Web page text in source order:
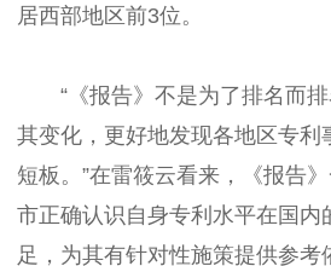
居西部地区前3位。
“《报告》不是为了排名而排
其变化，更好地发现各地区专利
短板。”在雷筱云看来，《报告
市正确认识自身专利水平在国内
足，为其有针对性施策提供参考